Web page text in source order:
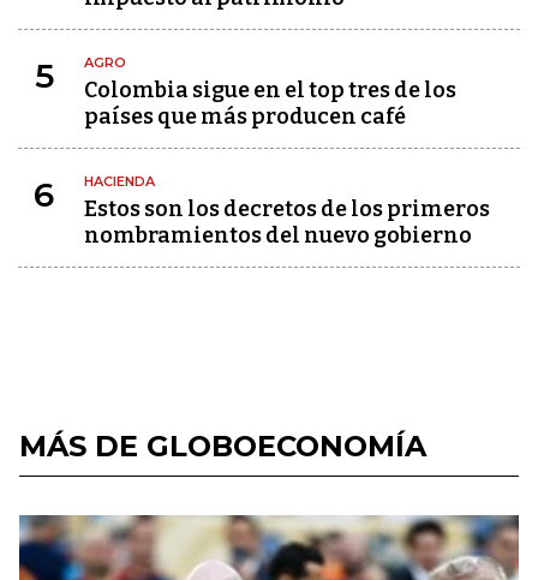
5 AGRO
Colombia sigue en el top tres de los
países que más producen café
6 HACIENDA
Estos son los decretos de los primeros
nombramientos del nuevo gobierno
MÁS DE GLOBOECONOMÍA